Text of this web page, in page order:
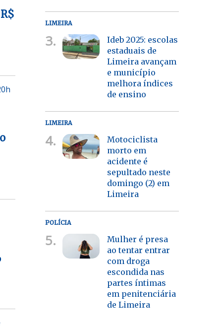
LIMEIRA
3.
Ideb 2025: escolas
estaduais de
Limeira avançam
e município
melhora índices
de ensino
LIMEIRA
4.
Motociclista
morto em
acidente é
sepultado neste
domingo (2) em
Limeira
POLÍCIA
5.
Mulher é presa
ao tentar entrar
com droga
escondida nas
partes íntimas
em penitenciária
de Limeira